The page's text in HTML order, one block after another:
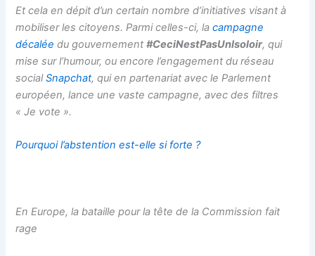
Et cela en dépit d’un certain nombre d’initiatives visant à
mobiliser les citoyens. Parmi celles-ci, lacampagne
décalée du gouvernement#CeciNestPasUnIsoloir, qui
mise sur l’humour, ou encore l’engagement du réseau
socialSnapchat, qui en partenariat avec le Parlement
européen, lance une vaste campagne, avec des filtres
« Je vote ».
Pourquoi l’abstention est-elle si forte ?
En Europe, la bataille pour la tête de la Commission fait
rage